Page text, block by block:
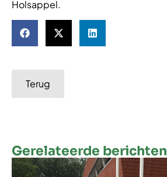
Holsappel.
Terug
Gerelateerde berichten